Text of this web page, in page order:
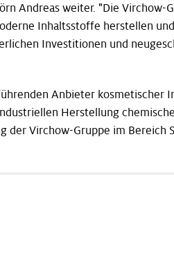
Andreas weiter. "Die
Inhaltsstoffe herstellen
Investitionen und
Anbieter
Herstellung
Virchow-Gruppe im Bereich